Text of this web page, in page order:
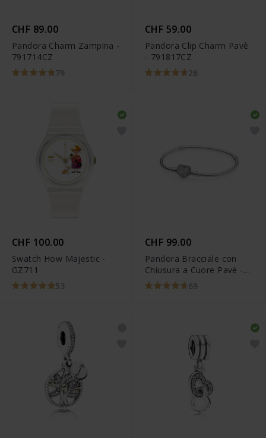
CHF 89.00
Pandora Charm Zampina -
791714CZ
79
CHF 59.00
Pandora Clip Charm Pavè
- 791817CZ
26
CHF 100.00
Swatch How Majestic -
GZ711
53
CHF 99.00
Pandora Bracciale con
Chiusura a Cuore Pavè -
590727CZ 69